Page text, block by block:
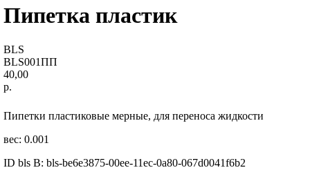
Пипетка пластик
BLS
BLS001ПП
40,00
р.
Пипетки пластиковые мерные, для переноса жидкости
вес: 0.001
ID bls В: bls-be6e3875-00ee-11ec-0a80-067d0041f6b2